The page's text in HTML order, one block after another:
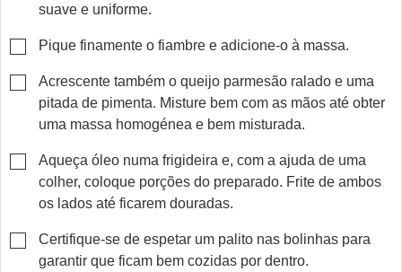
suave e uniforme.
▢
Pique finamente o fiambre e adicione-o à massa.
▢
Acrescente também o queijo parmesão ralado e uma
pitada de pimenta. Misture bem com as mãos até obter
uma massa homogénea e bem misturada.
▢
Aqueça óleo numa frigideira e, com a ajuda de uma
colher, coloque porções do preparado. Frite de ambos
os lados até ficarem douradas.
▢
Certifique-se de espetar um palito nas bolinhas para
garantir que ficam bem cozidas por dentro.